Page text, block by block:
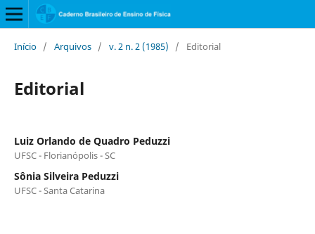
Início / Arquivos / v. 2 n. 2 (1985) / Editorial
Editorial
Luiz Orlando de Quadro Peduzzi
UFSC - Florianópolis - SC
Sônia Silveira Peduzzi
UFSC - Santa Catarina